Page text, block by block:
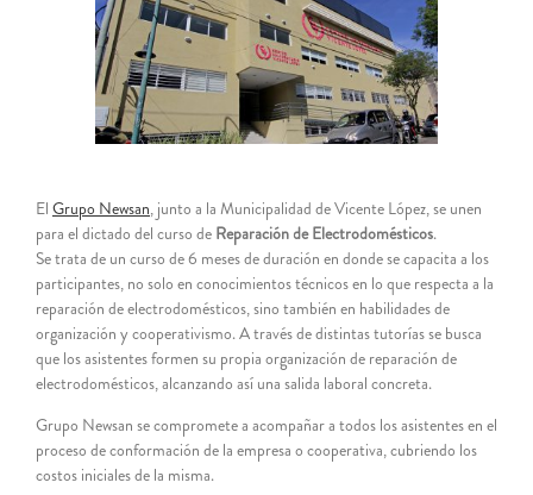
El Grupo Newsan, junto a la Municipalidad de Vicente López, se unen
para el dictado del curso de Reparación de Electrodomésticos.
Se trata de un curso de 6 meses de duración en donde se capacita a los
participantes, no solo en conocimientos técnicos en lo que respecta a la
reparación de electrodomésticos, sino también en habilidades de
organización y cooperativismo. A través de distintas tutorías se busca
que los asistentes formen su propia organización de reparación de
electrodomésticos, alcanzando así una salida laboral concreta.
Grupo Newsan se compromete a acompañar a todos los asistentes en el
proceso de conformación de la empresa o cooperativa, cubriendo los
costos iniciales de la misma.